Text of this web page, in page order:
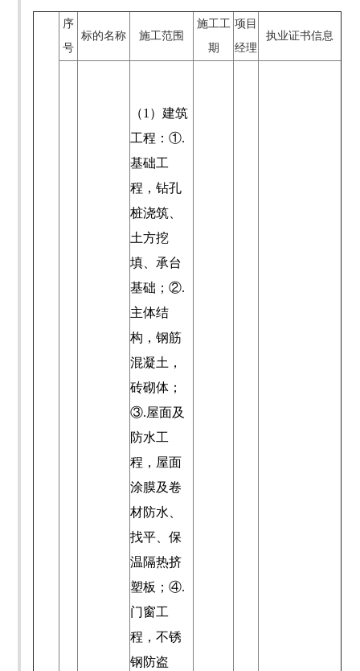
序
号
标的名称 施工范围
施工工
期
项目
经理
执业证书信息
（1）建筑
工程：①.
基础工
程，钻孔
桩浇筑、
土方挖
填、承台
基础；②.
主体结
构，钢筋
混凝土，
砖砌体；
③.屋面及
防水工
程，屋面
涂膜及卷
材防水、
找平、保
温隔热挤
塑板；④.
门窗工
程，不锈
钢防盗